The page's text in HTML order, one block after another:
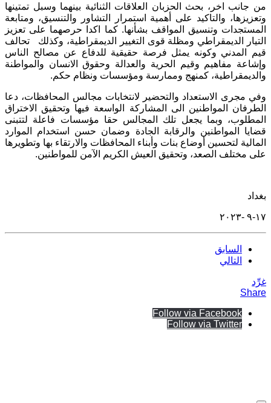
من جانب اخر، بحث الحزبان العلاقات الثنائية بينهما وسبل تمتينها
وتعزيزها، والتاكيد على أهمية استمرار التشاور والتنسيق، ومتابعة
المستجدات وتنسيق المواقف بشأنها. كما اكدا حرصهما على تعزيز
التيار الديمقراطي ومظلة قوى التغيير الديمقراطية، وكذلك تحالف
قيم المدني وكونه يمثل فرصة حقيقية للدفاع عن مصالح الناس
وإشاعة مفاهيم وقيم الحرية والعدالة وحقوق الانسان والمواطنة
والديمقراطية، كمنهج وممارسة ومؤسسات ونظام حكم.
وفي مجرى الاستعداد والتحضير لانتخابات مجالس المحافظات، دعا
الطرفان المواطنين الى المشاركة الواسعة فيها وتحقيق الاختراق
المطلوب، وبما يجعل تلك المجالس حقا مؤسسات فاعلة لتتبنى
قضايا المواطنين والرقابة الجادة وضمان حسن استخدام الموارد
المالية لتحسين أوضاع بنات وأبناء المحافظات والارتقاء بها وتطويرها
على مختلف الصعد، وتحقيق العيش الكريم الآمن للمواطنين.
بغداد
١٧-٩ -٢٠٢٣
السابق
التالي
غرِّد
Share
Follow via Facebook
Follow via Twitter